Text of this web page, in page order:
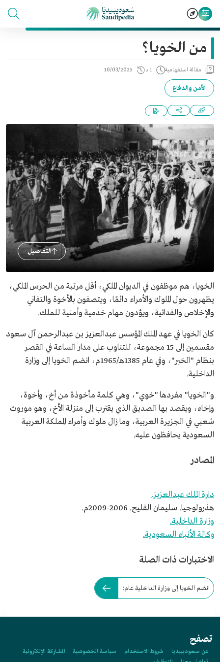
من الخويا؟
مقالة استفهامية 1 د 10/03/2025
الأمن والدفاع
التفاصيل
الخويا، هم موظفون في الديوان الملكي، أقل مرتبة من الحرس الملكي،
يظهرون حول الملوك والأمراء دائمًا، ويتصفون بالأخوة والتفاني
والإخلاص والفدائية، ويؤدون مهام خدمية وأمنية للملك.
كان الخويا في عهد الملك المؤسس عبدالعزيز بن عبدالرحمن آل سعود
مقسمين إلى 15 مجموعة، للتناوب على مدار الساعة في القصر
بنظام "الخبر"، وفي عام 1385هـ/1965م، انضم الخويا إلى وزارة
الداخلية.
و"الخويا" مفردها "خوي"، وهي كلمة مأخوذة من أخ، وأخوة،
وإخاء، ويقصد بها الصديق الذي يقترب إلى منزلة الأخ، وهو موروث
شعبي في الجزيرة العربية، وما زال ملوك وأمراء المملكة العربية
السعودية يحافظون عليه.
المصادر
دارة الملك عبدالعزيز.
هذرولوجيا. سليمان الفليح. 2006-2009م.
وزارة الداخلية.
وكالة الأنباء السعودية.
الاختبارات ذات الصلة
انضم الخويا إلى وزارة الداخلية عام:
تصفح
عن سعوديبيديا شروط الاستخدام سياسة الخصوصية
المشاركة الإلكترونية